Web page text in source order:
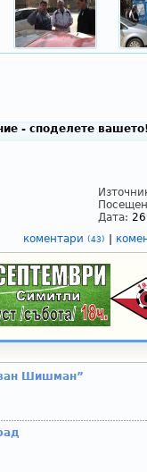
- споделете вашето!
Дата:
коментари (43)
Шишман”